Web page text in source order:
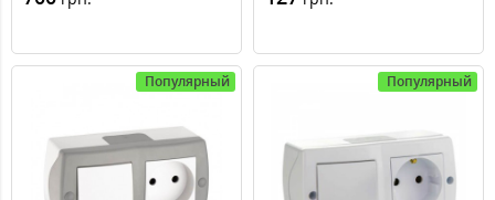
Electric). Цвет Белый
Популярный Популярный